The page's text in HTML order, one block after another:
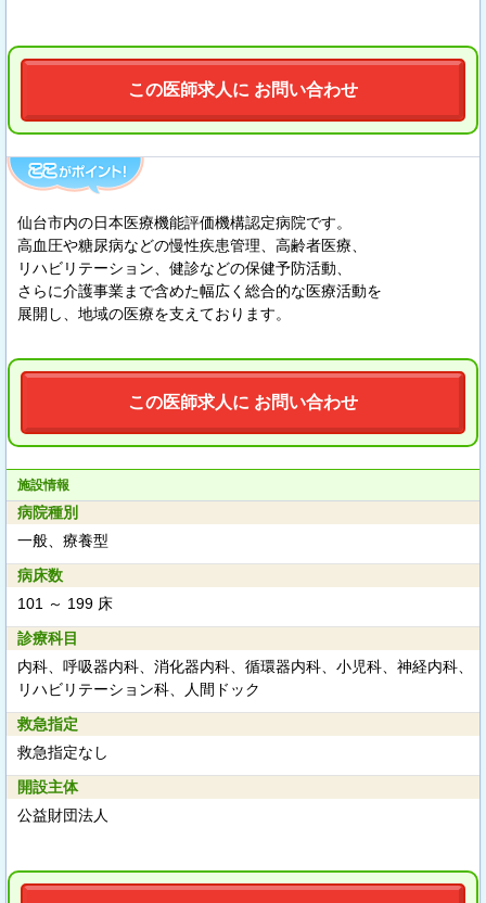
この医師求人に お問い合わせ
仙台市内の日本医療機能評価機構認定病院です。
高血圧や糖尿病などの慢性疾患管理、高齢者医療、
リハビリテーション、健診などの保健予防活動、
さらに介護事業まで含めた幅広く総合的な医療活動を
展開し、地域の医療を支えております。
この医師求人に お問い合わせ
施設情報
病院種別
一般、療養型
病床数
101 ～ 199 床
診療科目
内科、呼吸器内科、消化器内科、循環器内科、小児科、神経内科、
リハビリテーション科、人間ドック
救急指定
救急指定なし
開設主体
公益財団法人